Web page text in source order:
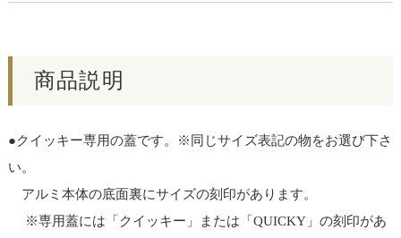
商品説明
●クイッキー専用の蓋です。※同じサイズ表記の物をお選び下さ
い。
アルミ本体の底面裏にサイズの刻印があります。
※専用蓋には「クイッキー」または「QUICKY」の刻印があ